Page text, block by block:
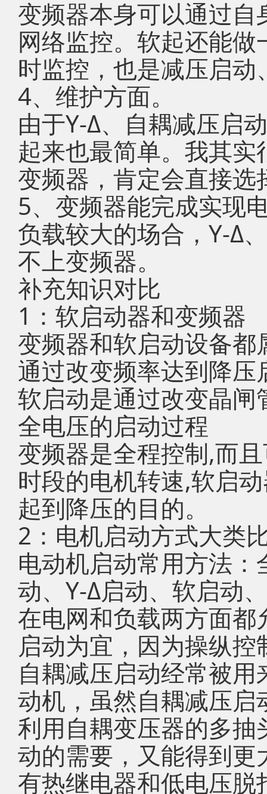
变频器本身可以通过
网络监控。软起还能
时监控，也是减压启
4、维护方面。
由于Y-Δ、自耦减压启
起来也最简单。我其
变频器，肯定会直接
5、变频器能完成实现
负载较大的场合，Y-Δ
不上变频器。
补充知识对比
1：软启动器和变频器
变频器和软启动设备
通过改变频率达到降压
软启动是通过改变晶
全电压的启动过程
变频器是全程控制,而
时段的电机转速,软启
起到降压的目的。
2：电机启动方式大类
电动机启动常用方法
动、Y-Δ启动、软启动
在电网和负载两方面
启动为宜，因为操纵
自耦减压启动经常被
动机，虽然自耦减压
利用自耦变压器的多
动的需要，又能得到
有热继电器和低电压